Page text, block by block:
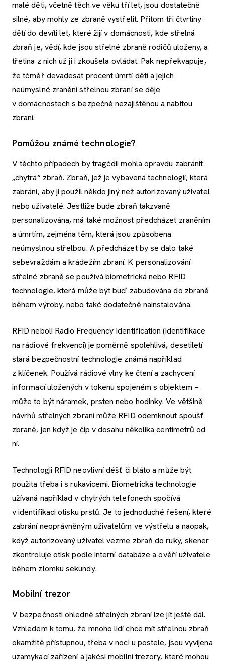
malé děti, včetně těch ve věku tří let, jsou dostatečně
silné, aby mohly ze zbraně vystřelit. Přitom tři čtvrtiny
dětí do devíti let, které žijí v domácnosti, kde střelná
zbraň je, vědí, kde jsou střelné zbraně rodičů uloženy, a
třetina z nich už ji i zkoušela ovládat. Pak nepřekvapuje,
že téměř devadesát procent úmrtí dětí a jejich
neúmyslné zranění střelnou zbraní se děje
v domácnostech s bezpečně nezajištěnou a nabitou
zbraní.
Pomůžou známé technologie?
V těchto případech by tragédii mohla opravdu zabránit
„chytrá“ zbraň. Zbraň, jež je vybavená technologií, která
zabrání, aby ji použil někdo jiný než autorizovaný uživatel
nebo uživatelé. Jestliže bude zbraň takzvaně
personalizována, má také možnost předcházet zraněním
a úmrtím, zejména těm, která jsou způsobena
neúmyslnou střelbou. A předcházet by se dalo také
sebevraždám a krádežím zbraní. K personalizování
střelné zbraně se používá biometrická nebo RFID
technologie, která může být buď zabudována do zbraně
během výroby, nebo také dodatečně nainstalována.
RFID neboli Radio Frequency Identification (identifikace
na rádiové frekvenci) je poměrně spolehlivá, desetiletí
stará bezpečnostní technologie známá například
z klíčenek. Používá rádiové vlny ke čtení a zachycení
informací uložených v tokenu spojeném s objektem –
může to být náramek, prsten nebo hodinky. Ve většině
návrhů střelných zbraní může RFID odemknout spoušť
zbraně, jen když je čip v dosahu několika centimetrů od
ní.
Technologii RFID neovlivní déšť či bláto a může být
použita třeba i s rukavicemi. Biometrická technologie
užívaná například v chytrých telefonech spočívá
v identifikaci otisku prstů. Je to jednoduché řešení, které
zabrání neoprávněným uživatelům ve výstřelu a naopak,
když autorizovaný uživatel vezme zbraň do ruky, skener
zkontroluje otisk podle interní databáze a ověří uživatele
během zlomku sekundy.
Mobilní trezor
V bezpečnosti ohledně střelných zbraní lze jít ještě dál.
Vzhledem k tomu, že mnoho lidí chce mít střelnou zbraň
okamžitě přístupnou, třeba v noci u postele, jsou vyvíjena
uzamykací zařízení a jakési mobilní trezory, které mohou